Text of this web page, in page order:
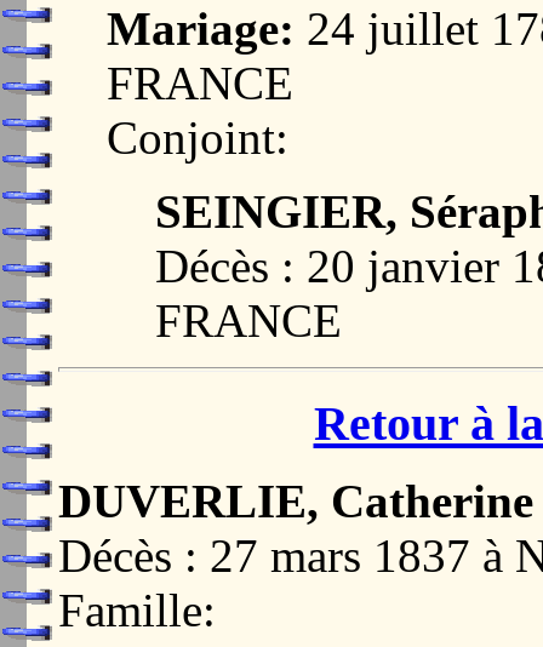
Mariage: 24 juillet
FRANCE
Conjoint:
SEINGIER,
Décès : 20 janvier
FRANCE
Retour à
DUVERLIE, Catherine
Décès : 27 mars 1837 à
Famille: